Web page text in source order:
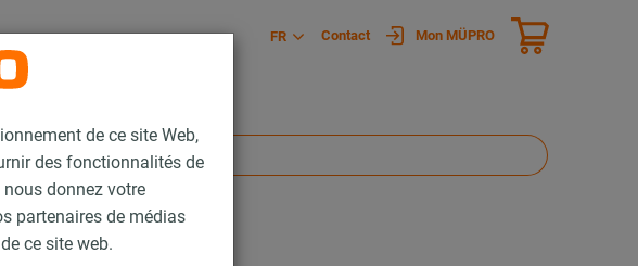
de ce site Web,
des fonctionnalités de
donnez votre
partenaires de médias
ce site web.
FR Contact Mon MÜPRO